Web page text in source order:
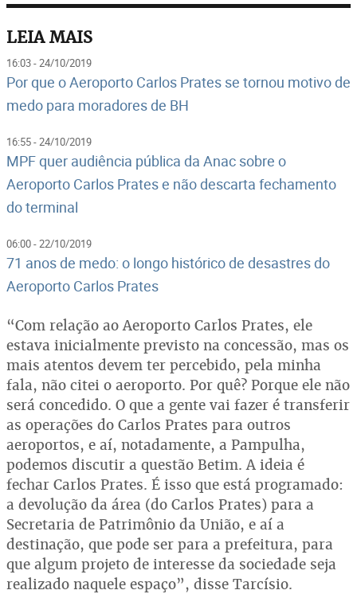
LEIA MAIS
16:03 - 24/10/2019
Por que o Aeroporto Carlos Prates se tornou motivo de
medo para moradores de BH
16:55 - 24/10/2019
MPF quer audiência pública da Anac sobre o
Aeroporto Carlos Prates e não descarta fechamento
do terminal
06:00 - 22/10/2019
71 anos de medo: o longo histórico de desastres do
Aeroporto Carlos Prates
“Com relação ao Aeroporto Carlos Prates, ele
estava inicialmente previsto na concessão, mas os
mais atentos devem ter percebido, pela minha
fala, não citei o aeroporto. Por quê? Porque ele não
será concedido. O que a gente vai fazer é transferir
as operações do Carlos Prates para outros
aeroportos, e aí, notadamente, a Pampulha,
podemos discutir a questão Betim. A ideia é
fechar Carlos Prates. É isso que está programado:
a devolução da área (do Carlos Prates) para a
Secretaria de Patrimônio da União, e aí a
destinação, que pode ser para a prefeitura, para
que algum projeto de interesse da sociedade seja
realizado naquele espaço”, disse Tarcísio.